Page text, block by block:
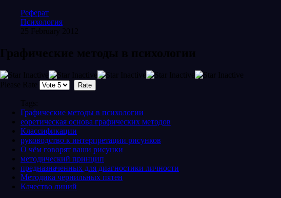
Реферат
Психология
25 February 2012
Графические методы в психологии
Please Rate
Tags:
Графические методы в психологии
еоретическая основа графических методов
Классификации
руководство к интерпретации рисунков
О чём говорят ваши рисунки
методический принцип
предназначенных для диагностики личности
Методика чернильных пятен
Качество линий